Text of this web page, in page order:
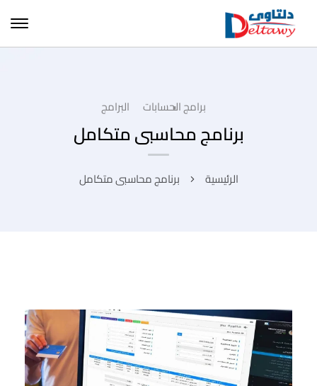
برامج الحسابات البرامج
برنامج محاسبى متكامل
الرئيسية برنامج محاسبى متكامل